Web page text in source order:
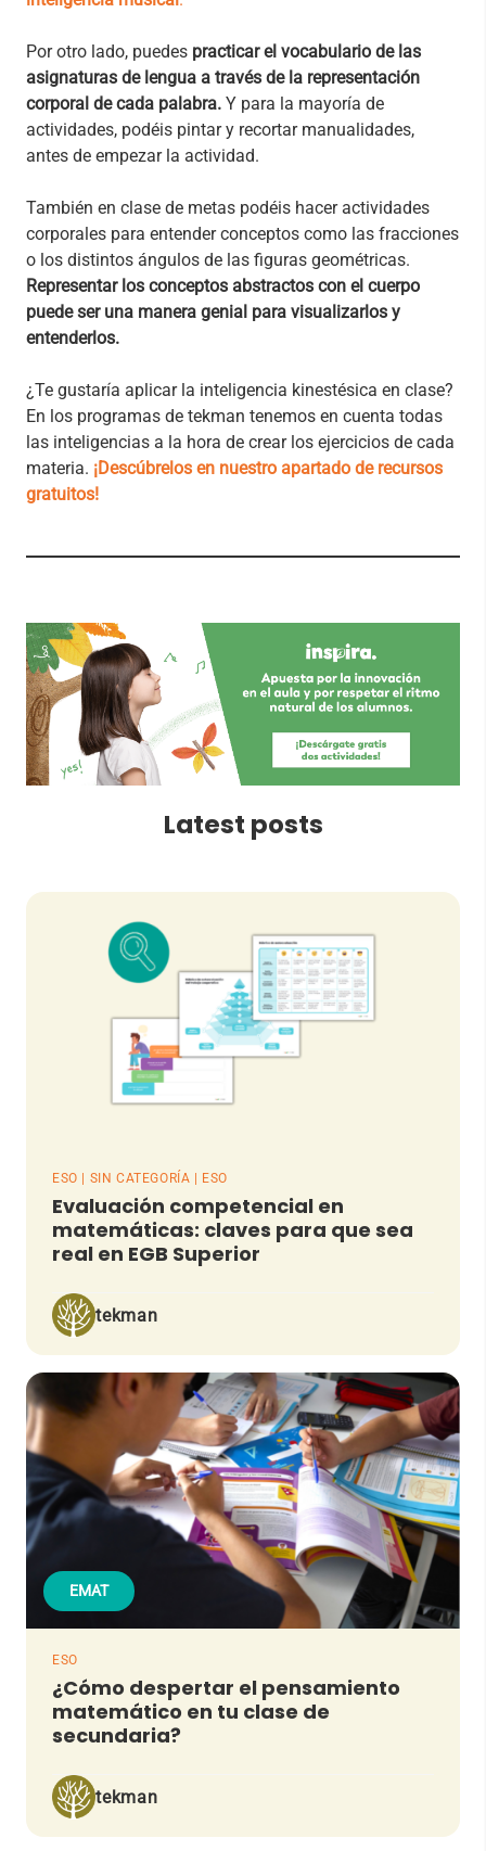
Por otro lado, puedes practicar el vocabulario de las
asignaturas de lengua a través de la representación
corporal de cada palabra. Y para la mayoría de
actividades, podéis pintar y recortar manualidades,
antes de empezar la actividad.
También en clase de metas podéis hacer actividades
corporales para entender conceptos como las fracciones
o los distintos ángulos de las figuras geométricas.
Representar los conceptos abstractos con el cuerpo
puede ser una manera genial para visualizarlos y
entenderlos.
¿Te gustaría aplicar la inteligencia kinestésica en clase?
En los programas de tekman tenemos en cuenta todas
las inteligencias a la hora de crear los ejercicios de cada
materia. ¡Descúbrelos en nuestro apartado de recursos
gratuitos!
Latest posts
ESO | SIN CATEGORÍA | ESO
Evaluación competencial en
matemáticas: claves para que sea
real en EGB Superior
tekman
EMAT
ESO
¿Cómo despertar el pensamiento
matemático en tu clase de
secundaria?
tekman